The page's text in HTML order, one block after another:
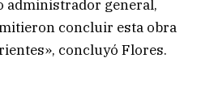
administrador general,
concluir esta obra
concluyó Flores.